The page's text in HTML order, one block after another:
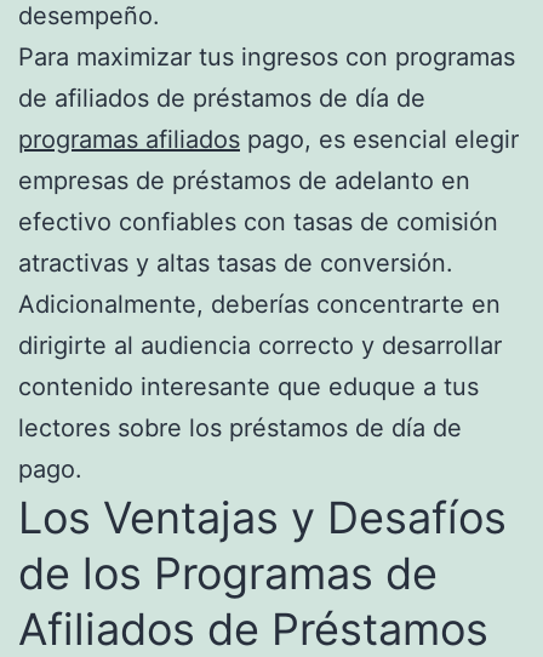
desempeño.
Para maximizar tus ingresos con programas
de afiliados de préstamos de día de
programas afiliados pago, es esencial elegir
empresas de préstamos de adelanto en
efectivo confiables con tasas de comisión
atractivas y altas tasas de conversión.
Adicionalmente, deberías concentrarte en
dirigirte al audiencia correcto y desarrollar
contenido interesante que eduque a tus
lectores sobre los préstamos de día de
pago.
Los Ventajas y Desafíos
de los Programas de
Afiliados de Préstamos